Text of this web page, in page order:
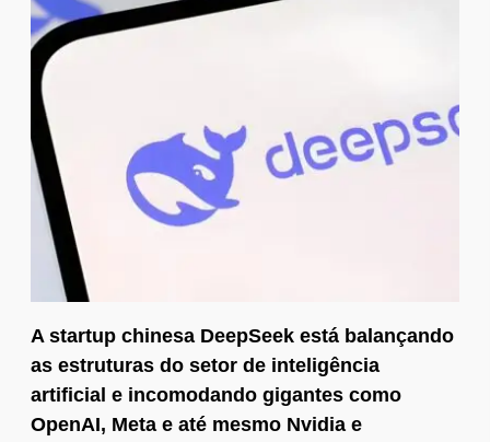
A startup chinesa DeepSeek está balançando
as estruturas do setor de inteligência
artificial e incomodando gigantes como
OpenAI, Meta e até mesmo Nvidia e